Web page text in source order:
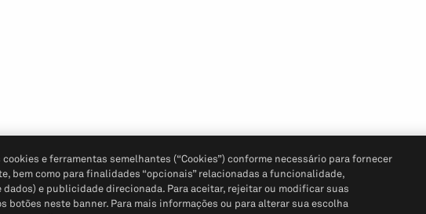
e ferramentas semelhantes (“Cookies”) conforme necessário para fornecer
bem como para finalidades “opcionais” relacionadas a funcionalidade,
e publicidade direcionada. Para aceitar, rejeitar ou modificar suas
botões neste banner. Para mais informações ou para alterar sua escolha